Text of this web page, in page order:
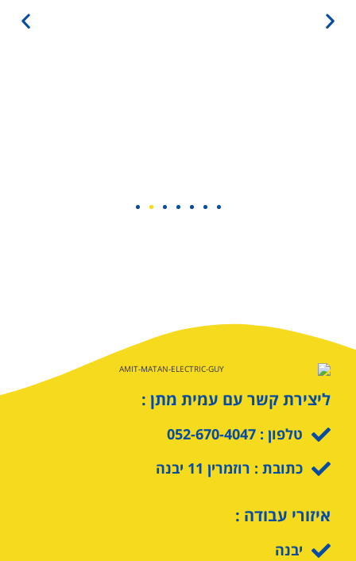
ליצירת קשר עם עמית מתן :
טלפון : 052-670-4047
כתובת : רוזמרין 11 יבנה
איזורי עבודה :
יבנה